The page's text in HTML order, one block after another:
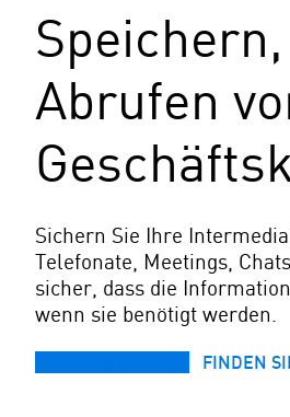
Abrufen
Sichern Sie Ihre
Telefonate, Meetings,
sicher, dass die
wenn sie benötigt werden.
FINDEN